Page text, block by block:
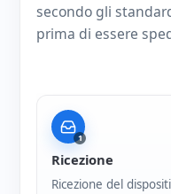
secondo gli
prima di essere
1
Ricezione
Ricezione del